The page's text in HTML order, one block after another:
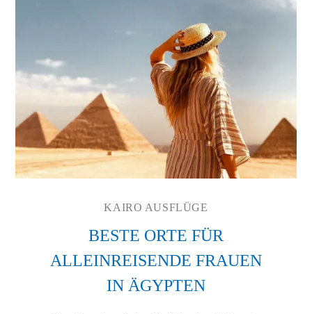
KAIRO AUSFLÜGE
BESTE ORTE FÜR
ALLEINREISENDE FRAUEN
IN ÄGYPTEN